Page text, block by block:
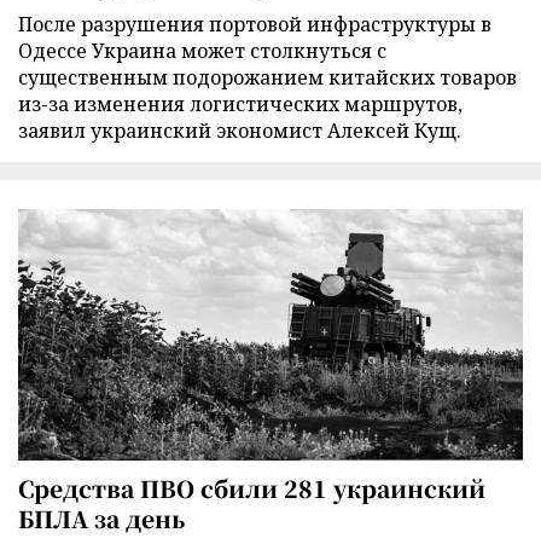
После разрушения портовой инфраструктуры в
Одессе Украина может столкнуться с
существенным подорожанием китайских товаров
из-за изменения логистических маршрутов,
заявил украинский экономист Алексей Кущ.
Средства ПВО сбили 281 украинский
БПЛА за день